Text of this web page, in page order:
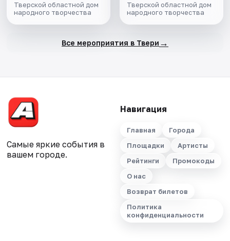
Тверской областной дом
народного творчества
Тверской областной дом
народного творчества
Все мероприятия в Твери →
Самые яркие события в
вашем городе.
Навигация
Главная
Города
Площадки
Артисты
Рейтинги
Промокоды
О нас
Возврат билетов
Политика
конфиденциальности